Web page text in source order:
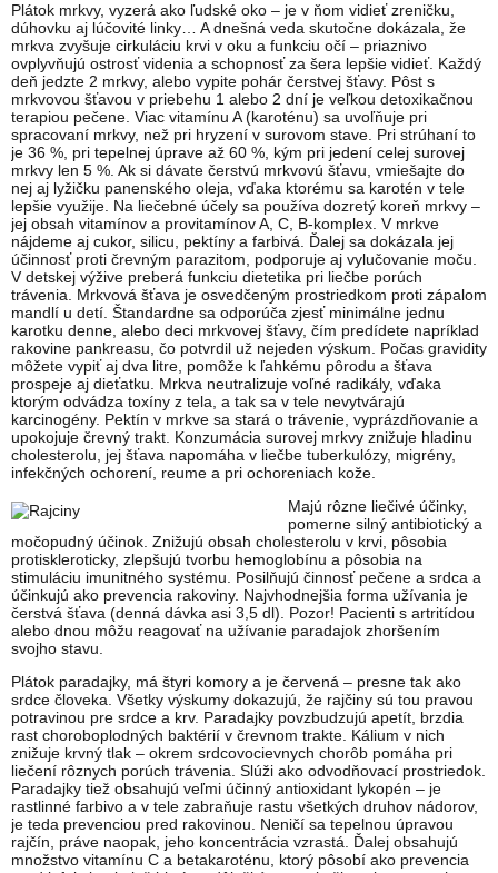
Plátok mrkvy, vyzerá ako ľudské oko – je v ňom vidieť zreničku,
dúhovku aj lúčovité linky… A dnešná veda skutočne dokázala, že
mrkva zvyšuje cirkuláciu krvi v oku a funkciu očí – priaznivo
ovplyvňujú ostrosť videnia a schopnosť za šera lepšie vidieť. Každý
deň jedzte 2 mrkvy, alebo vypite pohár čerstvej šťavy. Pôst s
mrkvovou šťavou v priebehu 1 alebo 2 dní je veľkou detoxikačnou
terapiou pečene. Viac vitamínu A (karoténu) sa uvoľňuje pri
spracovaní mrkvy, než pri hryzení v surovom stave. Pri strúhaní to
je 36 %, pri tepelnej úprave až 60 %, kým pri jedení celej surovej
mrkvy len 5 %. Ak si dávate čerstvú mrkvovú šťavu, vmiešajte do
nej aj lyžičku panenského oleja, vďaka ktorému sa karotén v tele
lepšie využije. Na liečebné účely sa používa dozretý koreň mrkvy –
jej obsah vitamínov a provitamínov A, C, B-komplex. V mrkve
nájdeme aj cukor, silicu, pektíny a farbivá. Ďalej sa dokázala jej
účinnosť proti črevným parazitom, podporuje aj vylučovanie moču.
V detskej výžive preberá funkciu dietetika pri liečbe porúch
trávenia. Mrkvová šťava je osvedčeným prostriedkom proti zápalom
mandlí u detí. Štandardne sa odporúča zjesť minimálne jednu
karotku denne, alebo deci mrkvovej šťavy, čím predídete napríklad
rakovine pankreasu, čo potvrdil už nejeden výskum. Počas gravidity
môžete vypiť aj dva litre, pomôže k ľahkému pôrodu a šťava
prospeje aj dieťatku. Mrkva neutralizuje voľné radikály, vďaka
ktorým odvádza toxíny z tela, a tak sa v tele nevytvárajú
karcinogény. Pektín v mrkve sa stará o trávenie, vyprázdňovanie a
upokojuje črevný trakt. Konzumácia surovej mrkvy znižuje hladinu
cholesterolu, jej šťava napomáha v liečbe tuberkulózy, migrény,
infekčných ochorení, reume a pri ochoreniach kože.
Majú rôzne liečivé účinky,
pomerne silný antibiotický a
močopudný účinok. Znižujú obsah cholesterolu v krvi, pôsobia
protiskleroticky, zlepšujú tvorbu hemoglobínu a pôsobia na
stimuláciu imunitného systému. Posilňujú činnosť pečene a srdca a
účinkujú ako prevencia rakoviny. Najvhodnejšia forma užívania je
čerstvá šťava (denná dávka asi 3,5 dl). Pozor! Pacienti s artritídou
alebo dnou môžu reagovať na užívanie paradajok zhoršením
svojho stavu.
Plátok paradajky, má štyri komory a je červená – presne tak ako
srdce človeka. Všetky výskumy dokazujú, že rajčiny sú tou pravou
potravinou pre srdce a krv. Paradajky povzbudzujú apetít, brzdia
rast choroboplodných baktérií v črevnom trakte. Kálium v nich
znižuje krvný tlak – okrem srdcovocievnych chorôb pomáha pri
liečení rôznych porúch trávenia. Slúži ako odvodňovací prostriedok.
Paradajky tiež obsahujú veľmi účinný antioxidant lykopén – je
rastlinné farbivo a v tele zabraňuje rastu všetkých druhov nádorov,
je teda prevenciou pred rakovinou. Neničí sa tepelnou úpravou
rajčín, práve naopak, jeho koncentrácia vzrastá. Ďalej obsahujú
množstvo vitamínu C a betakaroténu, ktorý pôsobí ako prevencia